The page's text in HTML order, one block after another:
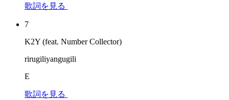
歌詞を見る
7
K2Y (feat. Number Collector)
rirugiliyangugili
E
歌詞を見る